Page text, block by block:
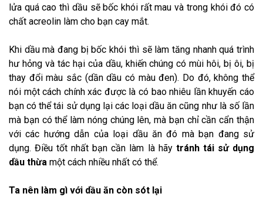
lửa quá cao thì dầu sẽ bốc khói rất mau và trong khói đó có
chất acreolin làm cho bạn cay mắt.
Khi dầu mà đang bị bốc khói thì sẽ làm tăng nhanh quá trình
hư hỏng và tác hại của dầu, khiến chúng có mùi hôi, bị ôi, bị
thay đổi màu sắc (dần dầu có màu đen). Do đó, không thể
nói một cách chính xác được là có bao nhiêu lần khuyến cáo
bạn có thể tái sử dụng lại các loại dầu ăn cũng như là số lần
mà bạn có thể làm nóng chúng lên, mà bạn chỉ cần cẩn thận
với các hướng dẫn của loại dầu ăn đó mà bạn đang sử
dụng. Điều tốt nhất bạn cần làm là hãytránh tái sử dụng
dầu thừa một cách nhiều nhất có thể.
Ta nên làm gì với dầu ăn còn sót lại